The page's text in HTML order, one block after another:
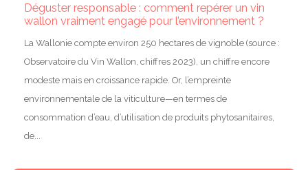
Déguster responsable : comment repérer un vin
wallon vraiment engagé pour l’environnement ?
La Wallonie compte environ 250 hectares de vignoble (source :
Observatoire du Vin Wallon, chiffres 2023), un chiffre encore
modeste mais en croissance rapide. Or, l’empreinte
environnementale de la viticulture—en termes de
consommation d’eau, d’utilisation de produits phytosanitaires,
de...